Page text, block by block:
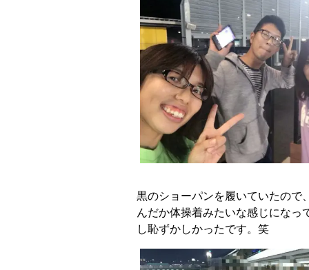
黒のショーパンを履いていたので
んだか体操着みたいな感じになっ
し恥ずかしかったです。笑